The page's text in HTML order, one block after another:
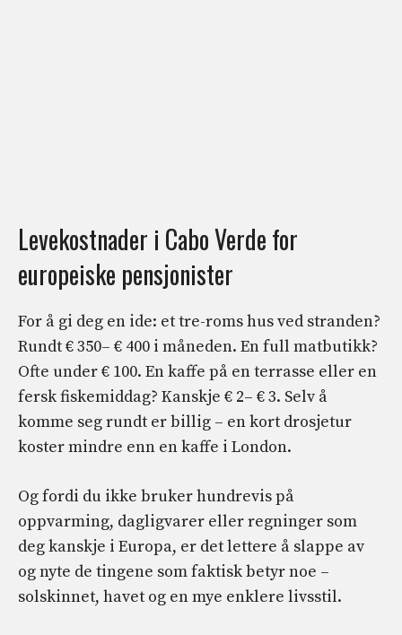
Levekostnader i Cabo Verde for
europeiske pensjonister
For å gi deg en ide: et tre-roms hus ved stranden?
Rundt € 350– € 400 i måneden. En full matbutikk?
Ofte under € 100. En kaffe på en terrasse eller en
fersk fiskemiddag? Kanskje € 2– € 3. Selv å
komme seg rundt er billig – en kort drosjetur
koster mindre enn en kaffe i London.
Og fordi du ikke bruker hundrevis på
oppvarming, dagligvarer eller regninger som
deg kanskje i Europa, er det lettere å slappe av
og nyte de tingene som faktisk betyr noe –
solskinnet, havet og en mye enklere livsstil.